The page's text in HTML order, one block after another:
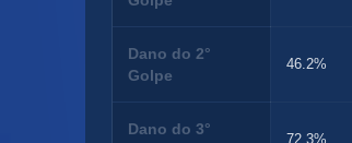
Dano do 2°
Golpe
46.2%
Dano do 3°
72.3%